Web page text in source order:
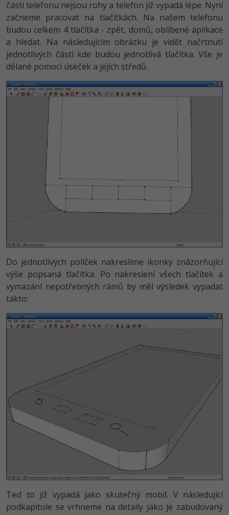
části telefonu nejsou rohy a telefon již vypadá lépe. Nyní
začneme pracovat na tlačítkách. Na našem telefonu
budou celkem 4 tlačítka - zpět, domů, oblíbené aplikace
a hledat. Na následujícím obrázku je vidět načrtnutí
jednotlivých částí kde budou jednotlivá tlačítka. Vše je
dělané pomocí úseček a jejich středů.
Do jednotlivých políček nakreslíme ikonky znázorňující
výše popsaná tlačítka. Po nakreslení všech tlačítek a
vymazání nepotřebných rámů by měl výsledek vypadat
takto:
Teď to již vypadá jako skutečný mobil. V následující
podkapitole se vrhneme na detaily jako je zabudovaný